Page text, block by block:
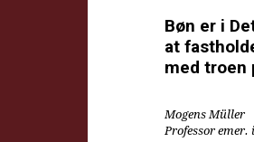
Bøn er i
at
med troen
Mogens Müller
Professor emer.